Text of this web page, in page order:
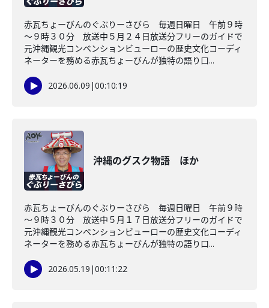
赤瓦ちょーびんのぐぶりーさびら 毎週日曜日 午前９時
～９時３０分 放送中５月２４日放送分フリーのガイドで
元沖縄観光コンベンションビューローの歴史文化コーディ
ネーターを務める赤瓦ちょーびんが独特の語り口...
2026.06.09 |00:10:19
沖縄のグスク物語 ほか
赤瓦ちょーびんのぐぶりーさびら 毎週日曜日 午前９時
～９時３０分 放送中５月１７日放送分フリーのガイドで
元沖縄観光コンベンションビューローの歴史文化コーディ
ネーターを務める赤瓦ちょーびんが独特の語り口...
2026.05.19 |00:11:22